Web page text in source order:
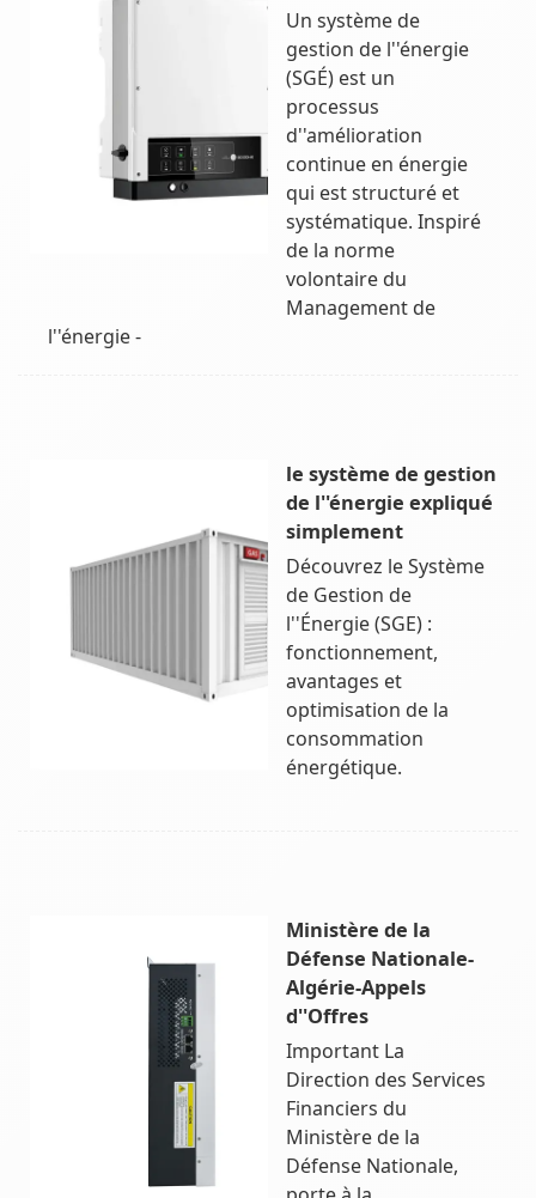
Un système de
gestion de l''énergie
(SGÉ) est un
processus
d''amélioration
continue en énergie
qui est structuré et
systématique. Inspiré
de la norme
volontaire du
Management de
l''énergie -
le système de gestion
de l''énergie expliqué
simplement
Découvrez le Système
de Gestion de
l''Énergie (SGE) :
fonctionnement,
avantages et
optimisation de la
consommation
énergétique.
Ministère de la
Défense Nationale-
Algérie-Appels
d''Offres
Important La
Direction des Services
Financiers du
Ministère de la
Défense Nationale,